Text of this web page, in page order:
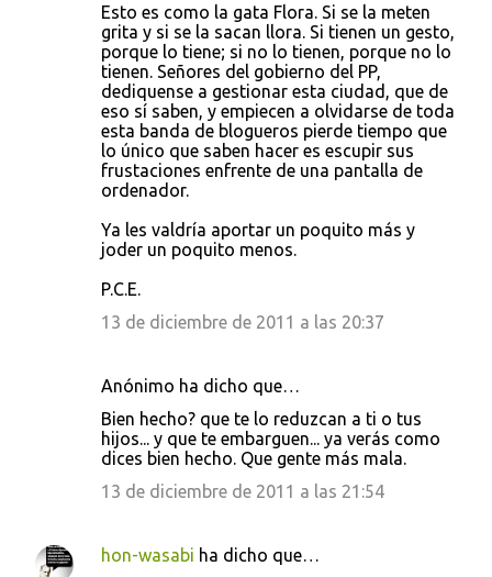
Esto es como la gata Flora. Si se la meten
grita y si se la sacan llora. Si tienen un gesto,
porque lo tiene; si no lo tienen, porque no lo
tienen. Señores del gobierno del PP,
dediquense a gestionar esta ciudad, que de
eso sí saben, y empiecen a olvidarse de toda
esta banda de blogueros pierde tiempo que
lo único que saben hacer es escupir sus
frustaciones enfrente de una pantalla de
ordenador.
Ya les valdría aportar un poquito más y
joder un poquito menos.
P.C.E.
13 de diciembre de 2011 a las 20:37
Anónimo ha dicho que…
Bien hecho? que te lo reduzcan a ti o tus
hijos... y que te embarguen... ya verás como
dices bien hecho. Que gente más mala.
13 de diciembre de 2011 a las 21:54
hon-wasabi ha dicho que…